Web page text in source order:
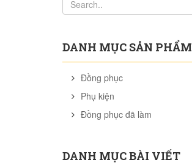
DANH MỤC SẢN PHẨM
Đồng phục
Phụ kiện
Đồng phục đã làm
DANH MỤC BÀI VIẾT